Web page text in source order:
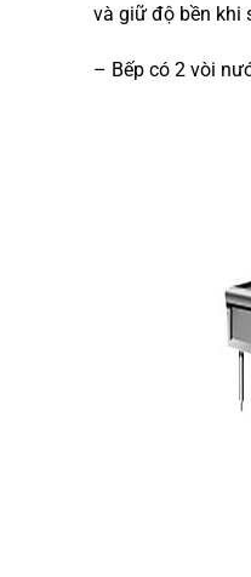
và giữ độ bền khi
– Bếp có 2 vòi